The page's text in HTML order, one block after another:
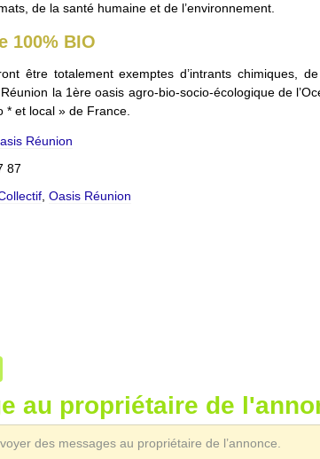
de la santé humaine et de l’environnement.
100% BIO
être totalement exemptes d’intrants chimiques,
la 1ère oasis agro-bio-socio-écologique de
* et local » de France.
Réunion
87
Oasis Réunion
au propriétaire de
des messages au propriétaire de l’annonce.